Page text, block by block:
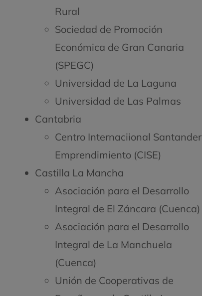
Rural
Sociedad de Promoción
Económica de Gran Canaria
(SPEGC)
Universidad de La Laguna
Universidad de Las Palmas
Cantabria
Centro Internaciional Santander
Emprendimiento (CISE)
Castilla La Mancha
Asociación para el Desarrollo
Integral de El Záncara (Cuenca)
Asociación para el Desarrollo
Integral de La Manchuela
(Cuenca)
Unión de Cooperativas de